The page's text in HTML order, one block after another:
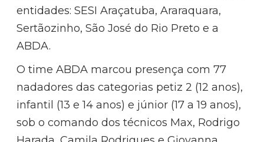
entidades: SESI Araçatuba, Araraquara,
Sertãozinho, São José do Rio Preto e a
ABDA.
O time ABDA marcou presença com 77
nadadores das categorias petiz 2 (12 anos),
infantil (13 e 14 anos) e júnior (17 a 19 anos),
sob o comando dos técnicos Max, Rodrigo